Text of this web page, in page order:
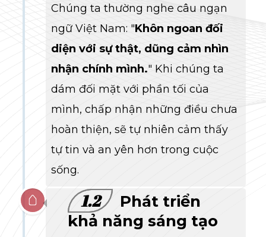
Chúng ta thường nghe câu ngạn
ngữ Việt Nam: "Khôn ngoan đối
diện với sự thật, dũng cảm nhìn
nhận chính mình." Khi chúng ta
dám đối mặt với phần tối của
mình, chấp nhận những điều chưa
hoàn thiện, sẽ tự nhiên cảm thấy
tự tin và an yên hơn trong cuộc
sống.
1.2
Phát triển
khả năng sáng tạo